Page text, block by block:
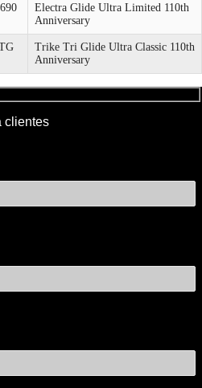
Electra Glide Ultra Limited 110th
Anniversary
Trike Tri Glide Ultra Classic 110th
Anniversary
clientes